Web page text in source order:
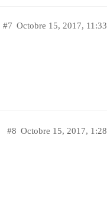
Octobre 15, 2017, 11:33
#7
Octobre 15, 2017, 1:28
#8